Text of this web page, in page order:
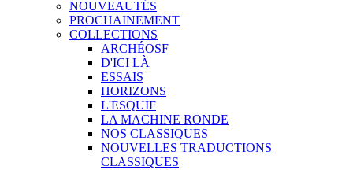
NOUVEAUTÉS
PROCHAINEMENT
COLLECTIONS
ARCHÉOSF
D'ICI LÀ
ESSAIS
HORIZONS
L'ESQUIF
LA MACHINE RONDE
NOS CLASSIQUES
NOUVELLES TRADUCTIONS
CLASSIQUES